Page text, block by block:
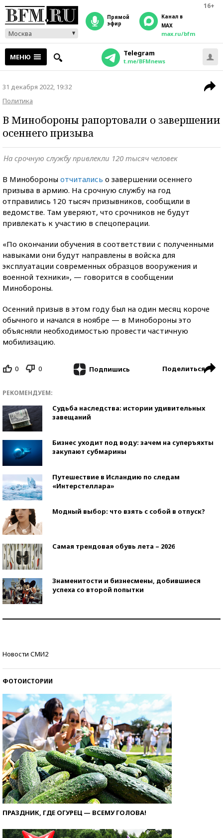
16+
Москва
прямой
эфир
Канал в
MAX
max.ru/bfm
МЕНЮ Telegram
t.me/BFMnews
31 декабря 2022, 19:32
Политика
В Минобороны рапортовали о завершении
осеннего призыва
На срочную службу привлекли 120 тысяч человек
В Минобороны отчитались о завершении осеннего
призыва в армию. На срочную службу на год
отправились 120 тысяч призывников, сообщили в
ведомстве. Там уверяют, что срочников не будут
привлекать к участию в спецоперации.
«По окончании обучения в соответствии с полученными
навыками они будут направлены в войска для
эксплуатации современных образцов вооружения и
военной техники», — говорится в сообщении
Минобороны.
Осенний призыв в этом году был на один месяц короче
обычного и начался в ноябре — в Минобороны это
объясняли необходимостью провести частичную
мобилизацию.
0 0 Подпишись Поделиться
РЕКОМЕНДУЕМ:
Судьба наследства: истории удивительных
завещаний
Бизнес уходит под воду: зачем на суперъяхты
закупают субмарины
Путешествие в Исландию по следам
«Интерстеллара»
Модный выбор: что взять с собой в отпуск?
Самая трендовая обувь лета – 2026
Знаменитости и бизнесмены, добившиеся
успеха со второй попытки
Новости СМИ2
ФОТОИСТОРИИ
ПРАЗДНИК, ГДЕ ОГУРЕЦ — ВСЕМУ ГОЛОВА!